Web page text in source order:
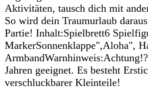
Aktivitäten, tausch dich mit
So wird dein Traumurlaub
Partie! Inhalt:Spielbrett6
MarkerSonnenklappe",Aloha",
Jahren geeignet. Es besteht
verschluckbarer Kleinteile!